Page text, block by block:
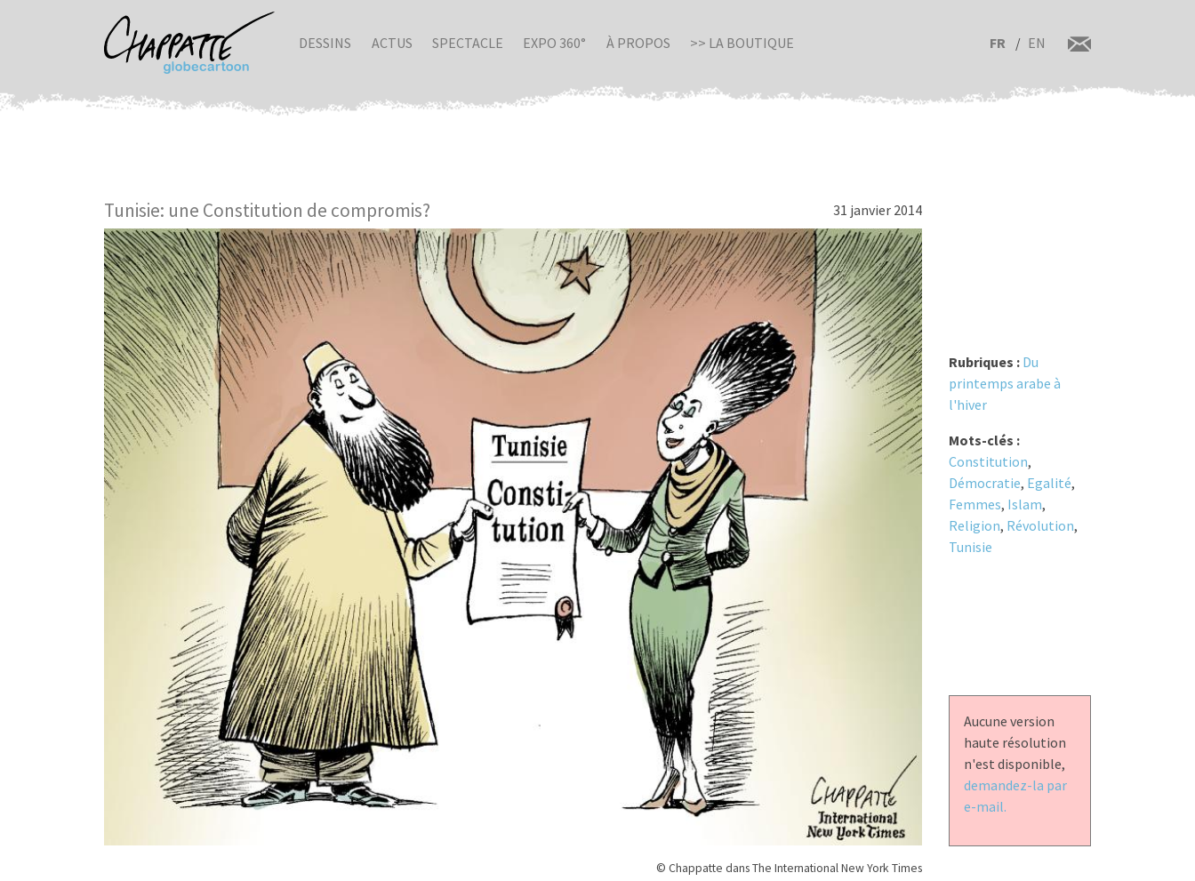
DESSINS ACTUS SPECTACLE EXPO 360° À PROPOS >> LA BOUTIQUE FR EN
Tunisie: une Constitution de compromis? 31 janvier 2014
© Chappatte dans The International New York Times
Rubriques : Du
printemps arabe à
l'hiver
Mots-clés :
Constitution,
Démocratie, Egalité,
Femmes, Islam,
Religion, Révolution,
Tunisie
Aucune version
haute résolution
n'est disponible,
demandez-la par
e-mail.